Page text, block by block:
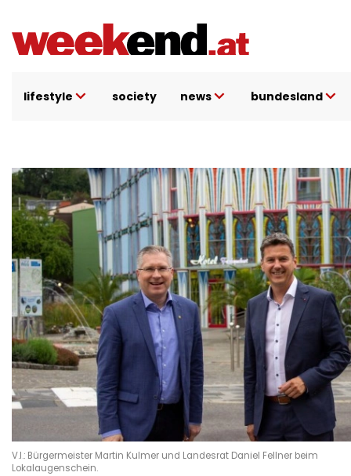
Inhalt
lifestyle society news bundesland
V.l.: Bürgermeister Martin Kulmer und Landesrat Daniel Fellner beim
Lokalaugenschein.